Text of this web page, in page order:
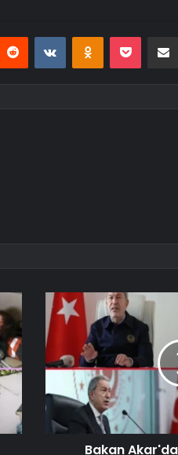
Reddit VKontakteOdnoklassniki
Pocket
Bakan